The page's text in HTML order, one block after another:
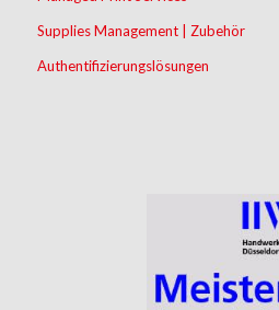
Supplies Management | Zubehör
Authentifizierungslösungen